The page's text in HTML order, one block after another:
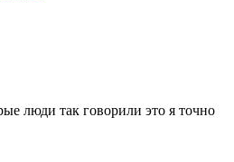
люди так говорили это я точно